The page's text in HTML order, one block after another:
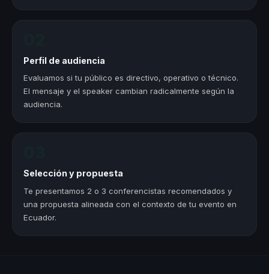
Perfil de audiencia
Evaluamos si tu público es directivo, operativo o técnico.
El mensaje y el speaker cambian radicalmente según la
audiencia.
Selección y propuesta
Te presentamos 2 o 3 conferencistas recomendados y
una propuesta alineada con el contexto de tu evento en
Ecuador.